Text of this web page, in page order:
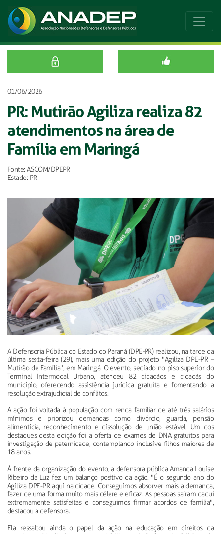
01/06/2026
PR: Mutirão Agiliza realiza 82
atendimentos na área de
Família em Maringá
Fonte: ASCOM/DPEPR
Estado: PR
A Defensoria Pública do Estado do Paraná (DPE-PR) realizou, na tarde da
última sexta-feira (29), mais uma edição do projeto "Agiliza DPE-PR –
Mutirão de Família", em Maringá. O evento, sediado no piso superior do
Terminal Intermodal Urbano, atendeu 82 cidadãos e cidadãs do
município, oferecendo assistência jurídica gratuita e fomentando a
resolução extrajudicial de conflitos.
A ação foi voltada à população com renda familiar de até três salários
mínimos e priorizou demandas como divórcio, guarda, pensão
alimentícia, reconhecimento e dissolução de união estável. Um dos
destaques desta edição foi a oferta de exames de DNA gratuitos para
investigação de paternidade, contemplando inclusive filhos maiores de
18 anos.
À frente da organização do evento, a defensora pública Amanda Louise
Ribeiro da Luz fez um balanço positivo da ação. "É o segundo ano do
Agiliza DPE-PR aqui na cidade. Conseguimos absorver mais a demanda,
fazer de uma forma muito mais célere e eficaz. As pessoas saíram daqui
extremamente satisfeitas e conseguimos firmar acordos de família",
destacou a defensora.
Ela ressaltou ainda o papel da ação na educação em direitos da